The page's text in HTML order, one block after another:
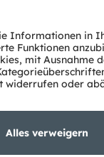
of TradeImpressum